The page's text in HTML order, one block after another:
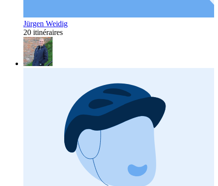
Jürgen Weidig
20 itinéraires